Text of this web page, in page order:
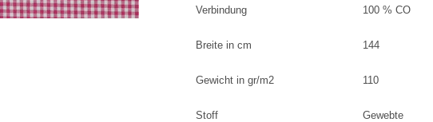
Verbindung 100 % CO
Breite in cm 144
Gewicht in gr/m2 110
Stoff Gewebte